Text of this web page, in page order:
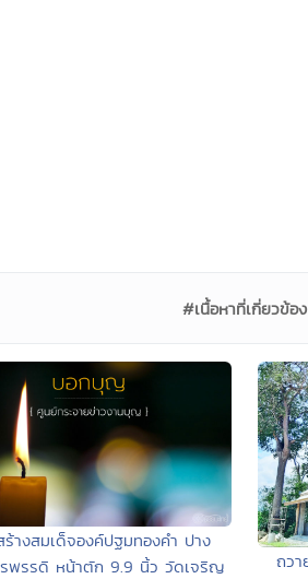
#เนื้อหาที่เกี่ยวข้อง
างสมเด็จองค์ปฐมทองคำ ปาง
พรรดิ หน้าตัก 9.9 นิ้ว วัดเจริญ
ถวา